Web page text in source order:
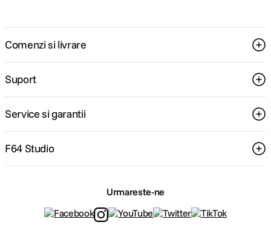
Comenzi si livrare
Suport
Service si garantii
F64 Studio
Urmareste-ne